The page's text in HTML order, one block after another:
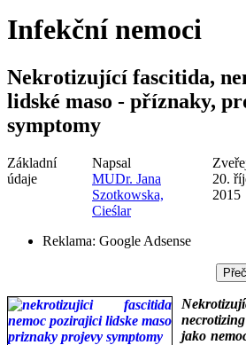
Infekční nemoci
Nekrotizující fascitida,
lidské maso - příznaky,
symptomy
Základní
údaje
Napsal
MUDr. Jana
Szotkowska,
Cieślar
20.
2015
Reklama: Google Adsense
jako